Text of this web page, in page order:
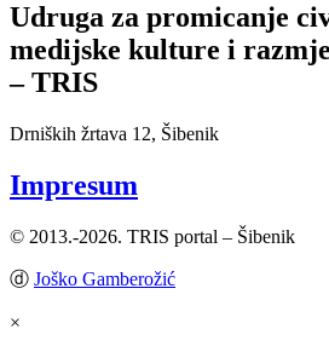
Udruga za promicanje
medijske kulture i
– TRIS
Drniških žrtava 12, Šibenik
Impresum
© 2013.-2026. TRIS portal – Šibenik
ⓓ Joško Gamberožić
×